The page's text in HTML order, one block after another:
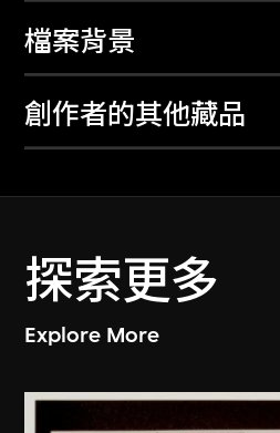
檔案背景
創作者的其他藏品
探索更多
Explore More